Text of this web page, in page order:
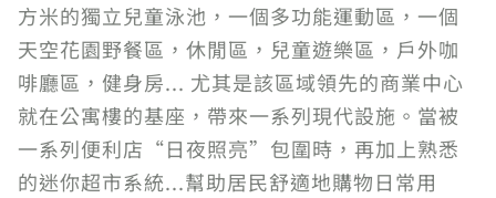
方米的獨立兒童泳池，一個多功能運動區，一個
天空花園野餐區，休閒區，兒童遊樂區，戶外咖
啡廳區，健身房... 尤其是該區域領先的商業中心
就在公寓樓的基座，帶來一系列現代設施。當被
一系列便利店“日夜照亮”包圍時，再加上熟悉
的迷你超市系統...幫助居民舒適地購物日常用